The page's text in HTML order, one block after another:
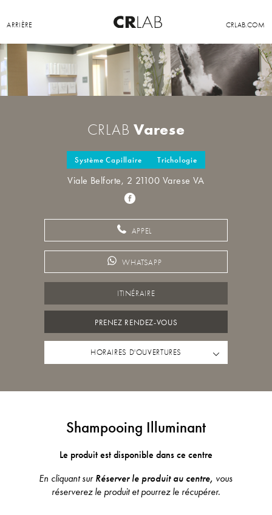
ARRIÈRE CRLAB.COM
CRLAB Varese
Système Capillaire Trichologie
Viale Belforte, 2 21100 Varese VA
APPEL
WHATSAPP
ITINÉRAIRE
PRENEZ RENDEZ-VOUS
HORAIRES D'OUVERTURES
Shampooing Illuminant
Le produit est disponible dans ce centre
En cliquant sur Réserver le produit au centre, vous
réserverez le produit et pourrez le récupérer.